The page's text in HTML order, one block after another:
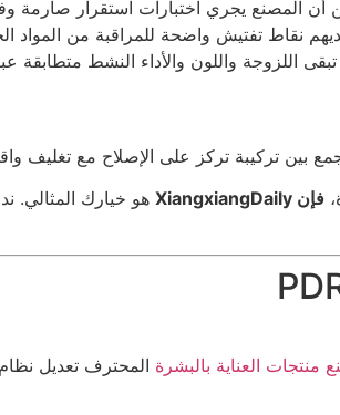
اللزوجة واللون والأداء النشط متطابقة
فإن XiangxiangDaily
هو خيارك المثالي.
منتجات العناية بالبشرة المحترف تعديل